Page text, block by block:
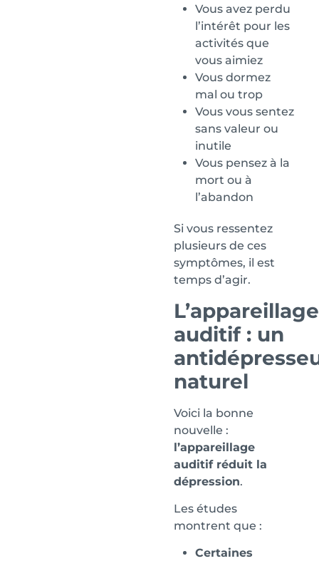
Vous avez perdu
l’intérêt pour les
activités que
vous aimiez
Vous dormez
mal ou trop
Vous vous sentez
sans valeur ou
inutile
Vous pensez à la
mort ou à
l’abandon
Si vous ressentez
plusieurs de ces
symptômes, il est
temps d’agir.
L’appareillage
auditif : un
naturel
Voici la bonne
nouvelle :
l’appareillage
auditif réduit la
dépression.
Les études
montrent que :
Certaines